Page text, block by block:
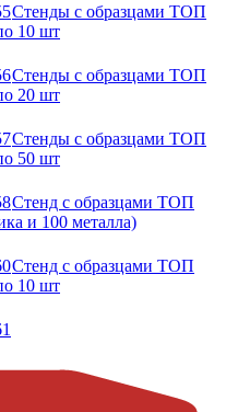
Стенды с образцами ТОП
10 шт
Стенды с образцами ТОП
20 шт
Стенды с образцами ТОП
50 шт
Стенд с образцами ТОП
и 100 металла)
Стенд с образцами ТОП
10 шт